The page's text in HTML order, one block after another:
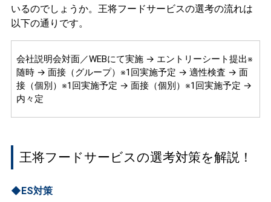
いるのでしょうか。王将フードサービスの選考の流れは
以下の通りです。
会社説明会対面／WEBにて実施 → エントリーシート提出※
随時 → 面接（グループ）※1回実施予定 → 適性検査 → 面
接（個別）※1回実施予定 → 面接（個別）※1回実施予定 →
内々定
王将フードサービスの選考対策を解説！
◆ES対策